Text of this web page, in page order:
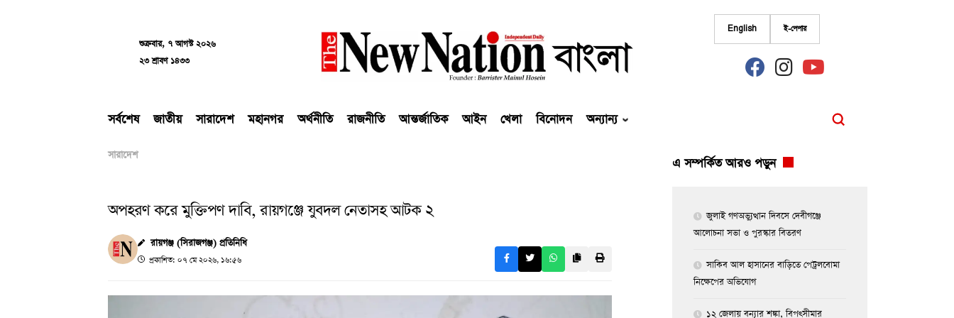
শুক্রবার, ৭ আগস্ট ২০২৬
২৩ শ্রাবণ ১৪৩৩
English ই-পেপার
fab
fa-
fab
fa-
fab
fa-
সর্বশেষ জাতীয় সারাদেশ মহানগর অর্থনীতি রাজনীতি আন্তর্জাতিক আইন খেলা বিনোদন অন্যান্য
সারাদেশ
অপহরণ করে মুক্তিপণ দাবি, রায়গঞ্জে যুবদল নেতাসহ আটক ২
রায়গঞ্জ (সিরাজগঞ্জ) প্রতিনিধি
প্রকাশিত: ০৭ মে ২০২৬, ১৬:৫৬
এ সম্পর্কিত আরও পড়ুন
জুলাই গণঅভ্যুত্থান দিবসে দেবীগঞ্জে
আলোচনা সভা ও পুরস্কার বিতরণ
সাকিব আল হাসানের বাড়িতে পেট্রলবোমা
নিক্ষেপের অভিযোগ
১২ জেলায় বন্যার শঙ্কা, বিপৎসীমার